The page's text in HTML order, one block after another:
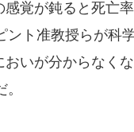
覚が鈍ると死亡
ト准教授らが科
いが分からなく